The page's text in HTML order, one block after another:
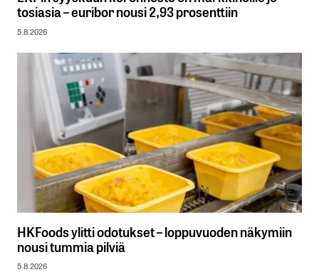
tosiasia – euribor nousi 2,93 prosenttiin
5.8.2026
HKFoods ylitti odotukset – loppuvuoden näkymiin
nousi tummia pilviä
5.8.2026